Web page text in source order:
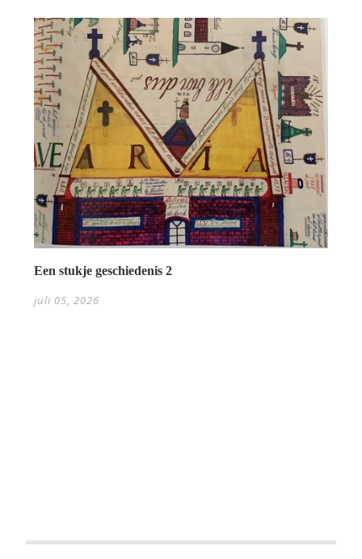
Een stukje geschiedenis 2
juli 05, 2026